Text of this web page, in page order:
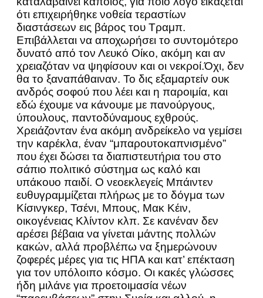
ότι επιχειρήθηκε νοθεία τεραστίων
διαστάσεων εις βάρος του Τραμπ.
Επιβάλλεται να αποχωρήσει το συντομότερο
δυνατό από τον Λευκό Οίκο, ακόμη και αν
χρειαζόταν να ψηφίσουν και οι νεκροί.Όχι, δεν
θα το ξαναπάθαιναν. Το δις εξαμαρτείν ουκ
ανδρός σοφού που λέει και η παροιμία, και
εδώ έχουμε να κάνουμε με πανούργους,
ύπουλους, παντοδύναμους εχθρούς.
Χρειάζονταν ένα ακόμη ανδρείκελο να γεμίσει
την καρέκλα, έναν “μπαρουτοκαπνισμένο”
που έχει δώσει τα διαπιστευτήρια του στο
σάπιο πολιτικό σύστημα ως καλό και
υπάκουο παιδί. Ο νεοεκλεγείς Μπάιντεν
ευθυγραμμίζεται πλήρως με το δόγμα των
Κίσινγκερ, Τσένι, Μπους, Μακ Κέιν,
οικογένειας Κλίντον κλπ. Σε κανέναν δεν
αρέσει βέβαια να γίνεται μάντης πολλών
κακών, αλλά προβλέπω να ξημερώνουν
ζοφερές μέρες για τις ΗΠΑ και κατ’ επέκταση
για τον υπόλοιπο κόσμο. Οι κακές γλώσσες
ήδη μιλάνε για προετοιμασία νέων